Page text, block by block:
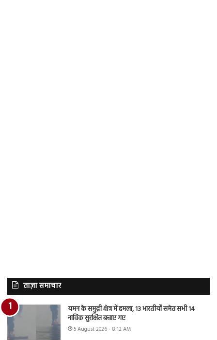
ताज़ा समाचार
यमन के समुद्री क्षेत्र में हमला, 13 भारतीयों समेत सभी 14
नाविक सुरक्षित बचाए गए
5 August 2026 - 8:12 AM